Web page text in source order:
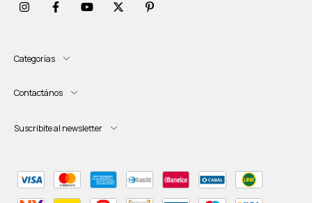
Categorías
Contactános
Suscribite al newsletter